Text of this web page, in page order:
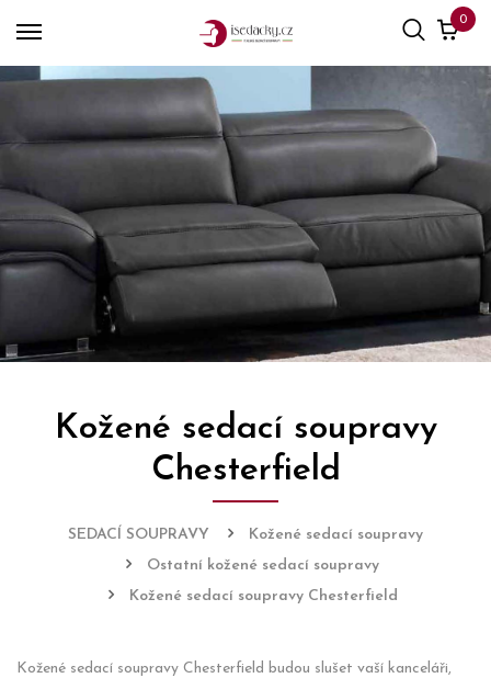
0
Kožené sedací soupravy
Chesterfield
SEDACÍ SOUPRAVY
Kožené sedací soupravy
Ostatní kožené sedací soupravy
Kožené sedací soupravy Chesterfield
Kožené sedací soupravy Chesterfield budou slušet vaší kanceláři,